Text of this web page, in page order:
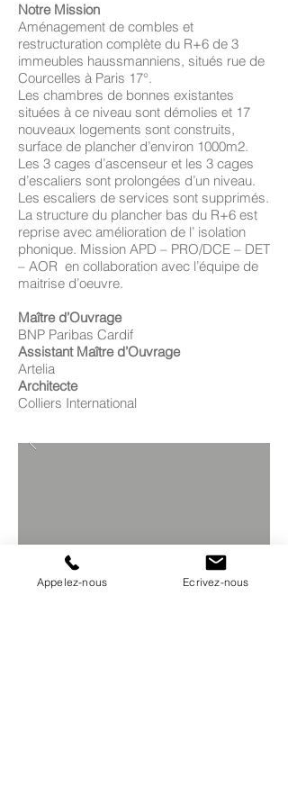
Notre Mission
Aménagement de combles et
restructuration complète du R+6 de 3
immeubles haussmanniens, situés rue de
Courcelles à Paris 17°.
Les chambres de bonnes existantes
situées à ce niveau sont démolies et 17
nouveaux logements sont construits,
surface de plancher d’environ 1000m2.
Les 3 cages d’ascenseur et les 3 cages
d’escaliers sont prolongées d’un niveau.
Les escaliers de services sont supprimés.
La structure du plancher bas du R+6 est
reprise avec amélioration de l’ isolation
phonique. Mission APD – PRO/DCE – DET
– AOR en collaboration avec l’équipe de
maitrise d’oeuvre.
Maître d’Ouvrage
BNP Paribas Cardif
Assistant Maître d’Ouvrage
Artelia
Architecte
Colliers International
Appelez-nous Ecrivez-nous